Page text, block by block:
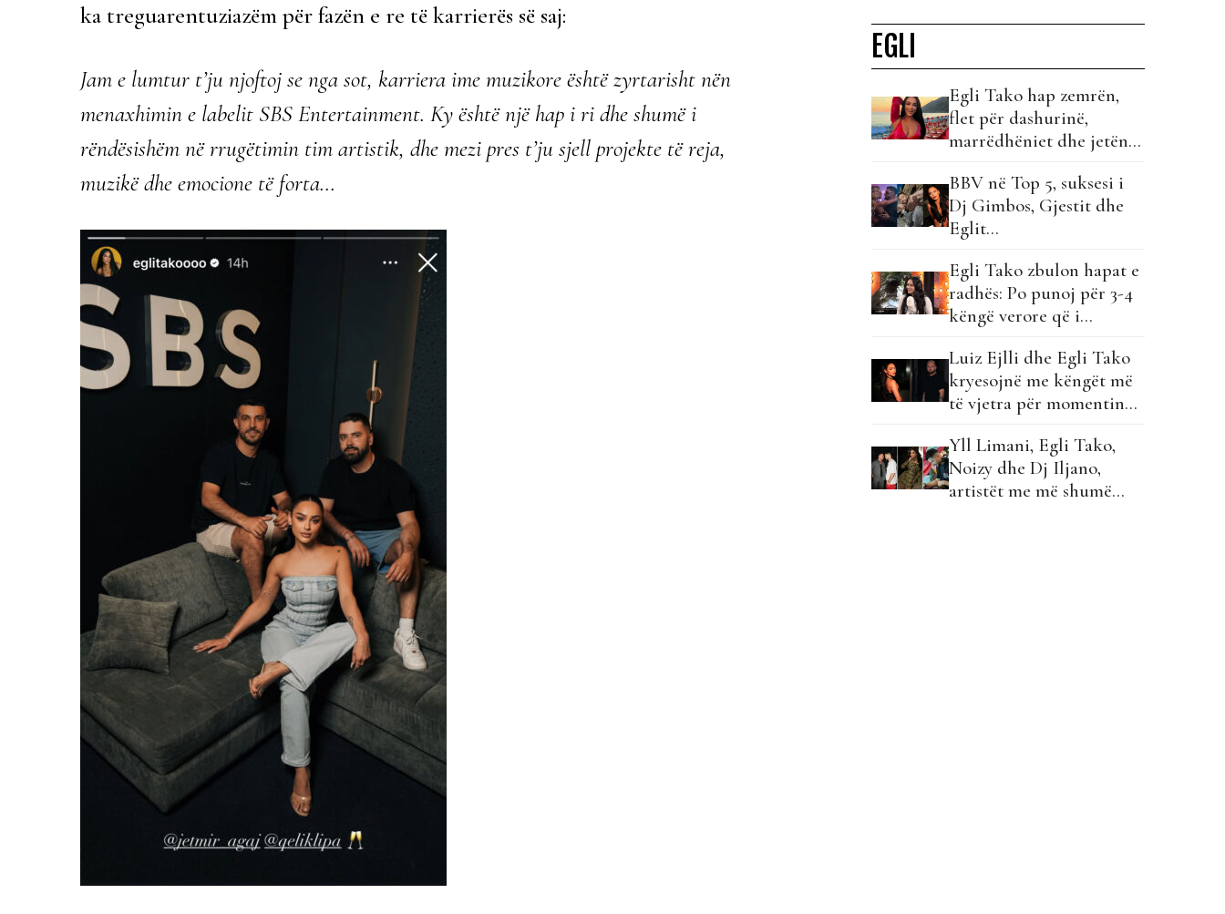
ka treguarentuziazëm për fazën e re të karrierës së saj:
Jam e lumtur t’ju njoftoj se nga sot, karriera ime muzikore është zyrtarisht nën
menaxhimin e labelit SBS Entertainment. Ky është një hap i ri dhe shumë i
rëndësishëm në rrugëtimin tim artistik, dhe mezi pres t’ju sjell projekte të reja,
muzikë dhe emocione të forta…
EGLI
Egli Tako hap zemrën,
flet për dashurinë,
marrëdhëniet dhe jetën
BBV në Top 5, suksesi i
Dj Gimbos, Gjestit dhe
Eglit…
Egli Tako zbulon hapat e
radhës: Po punoj për 3-4
këngë verore që i
Luiz Ejlli dhe Egli Tako
kryesojnë me këngët më
të vjetra për momentin
Yll Limani, Egli Tako,
Noizy dhe Dj Iljano,
artistët me më shumë